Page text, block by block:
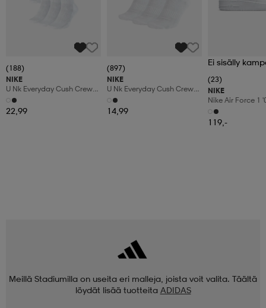
(188)
NIKE
U Nk Everyday Cush Crew
6pr-Bd
22,99
(897)
NIKE
U Nk Everyday Cush Crew
3pr
14,99
Ei sisälly
(23)
NIKE
Nike Air Force 1
Shoes
119,-
Meillä Stadiumilla on useita eri malleja, joista voit valita. Täältä
löydät lisää tuotteita ADIDAS